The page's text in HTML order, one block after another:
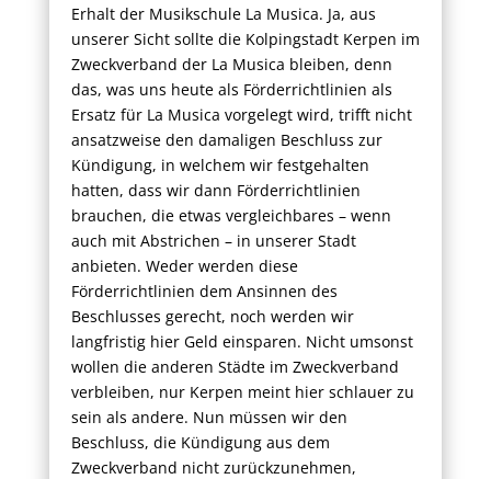
Erhalt der Musikschule La Musica. Ja, aus
unserer Sicht sollte die Kolpingstadt Kerpen im
Zweckverband der La Musica bleiben, denn
das, was uns heute als Förderrichtlinien als
Ersatz für La Musica vorgelegt wird, trifft nicht
ansatzweise den damaligen Beschluss zur
Kündigung, in welchem wir festgehalten
hatten, dass wir dann Förderrichtlinien
brauchen, die etwas vergleichbares – wenn
auch mit Abstrichen – in unserer Stadt
anbieten. Weder werden diese
Förderrichtlinien dem Ansinnen des
Beschlusses gerecht, noch werden wir
langfristig hier Geld einsparen. Nicht umsonst
wollen die anderen Städte im Zweckverband
verbleiben, nur Kerpen meint hier schlauer zu
sein als andere. Nun müssen wir den
Beschluss, die Kündigung aus dem
Zweckverband nicht zurückzunehmen,